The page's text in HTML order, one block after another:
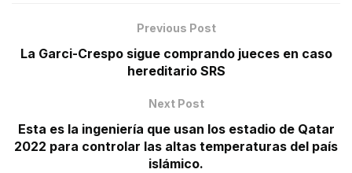
Previous Post
La Garci-Crespo sigue comprando jueces en caso
hereditario SRS
Next Post
Esta es la ingeniería que usan los estadio de Qatar
2022 para controlar las altas temperaturas del país
islámico.